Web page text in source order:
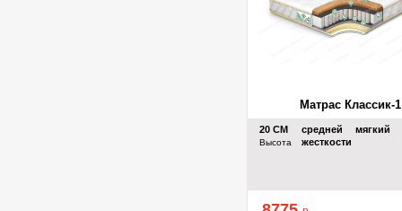
Матрас Классик-1
20 СМ
Высота
средней
жесткости
мягкий